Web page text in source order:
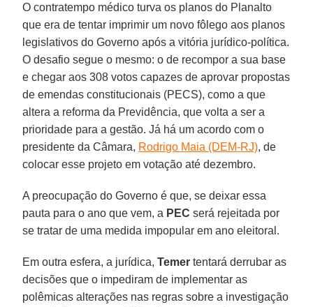
O contratempo médico turva os planos do Planalto
que era de tentar imprimir um novo fôlego aos planos
legislativos do Governo após a vitória jurídico-política.
O desafio segue o mesmo: o de recompor a sua base
e chegar aos 308 votos capazes de aprovar propostas
de emendas constitucionais (PECS), como a que
altera a reforma da Previdência, que volta a ser a
prioridade para a gestão. Já há um acordo com o
presidente da Câmara, Rodrigo Maia (DEM-RJ), de
colocar esse projeto em votação até dezembro.
A preocupação do Governo é que, se deixar essa
pauta para o ano que vem, a PEC será rejeitada por
se tratar de uma medida impopular em ano eleitoral.
Em outra esfera, a jurídica,Temer tentará derrubar as
decisões que o impediram de implementar as
polêmicas alterações nas regras sobre a investigação